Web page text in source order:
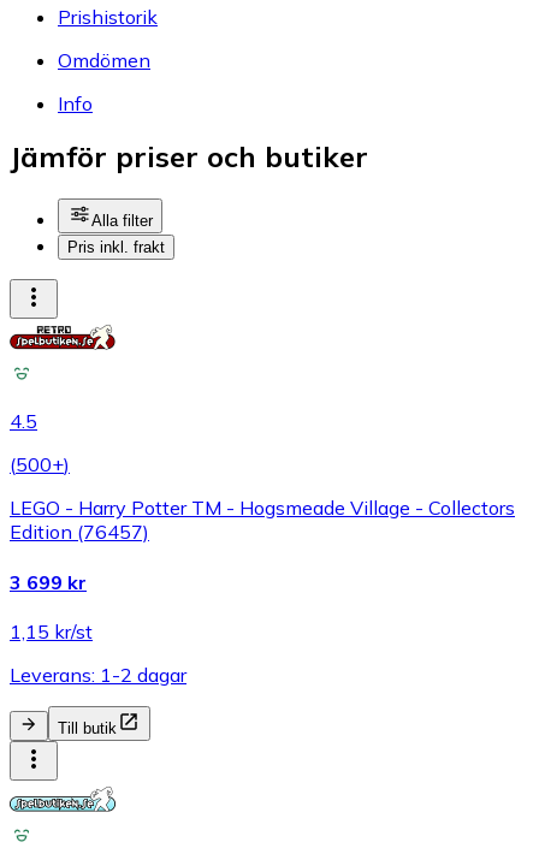
Prishistorik
Omdömen
Info
Jämför priser och butiker
Alla filter
Pris inkl. frakt
4.5
(500+)
LEGO - Harry Potter TM - Hogsmeade Village - Collectors
Edition (76457)
3 699 kr
1,15 kr/st
Leverans: 1-2 dagar
Till butik